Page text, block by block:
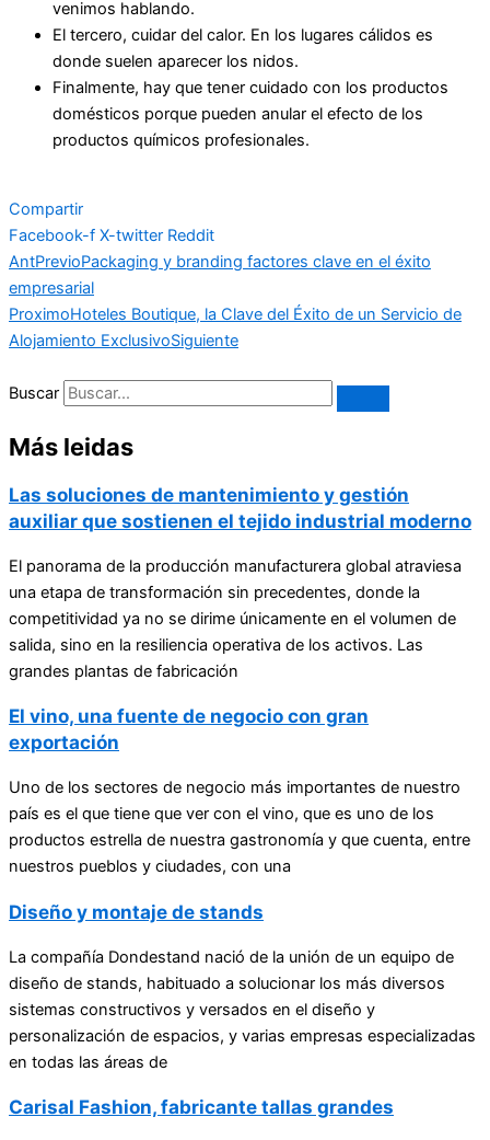
venimos hablando.
El tercero, cuidar del calor. En los lugares cálidos es
donde suelen aparecer los nidos.
Finalmente, hay que tener cuidado con los productos
domésticos porque pueden anular el efecto de los
productos químicos profesionales.
Compartir
Facebook-f X-twitter Reddit
AntPrevioPackaging y branding factores clave en el éxito
empresarial
ProximoHoteles Boutique, la Clave del Éxito de un Servicio de
Alojamiento ExclusivoSiguiente
Buscar
Más leidas
Las soluciones de mantenimiento y gestión
auxiliar que sostienen el tejido industrial moderno
El panorama de la producción manufacturera global atraviesa
una etapa de transformación sin precedentes, donde la
competitividad ya no se dirime únicamente en el volumen de
salida, sino en la resiliencia operativa de los activos. Las
grandes plantas de fabricación
El vino, una fuente de negocio con gran
exportación
Uno de los sectores de negocio más importantes de nuestro
país es el que tiene que ver con el vino, que es uno de los
productos estrella de nuestra gastronomía y que cuenta, entre
nuestros pueblos y ciudades, con una
Diseño y montaje de stands
La compañía Dondestand nació de la unión de un equipo de
diseño de stands, habituado a solucionar los más diversos
sistemas constructivos y versados en el diseño y
personalización de espacios, y varias empresas especializadas
en todas las áreas de
Carisal Fashion, fabricante tallas grandes